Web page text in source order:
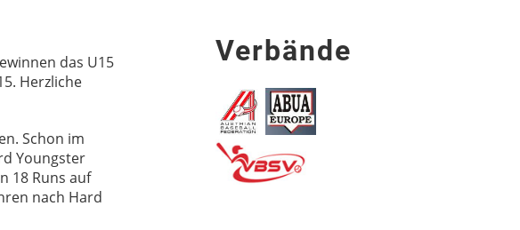
das U15
Herzliche
Schon im
Youngster
18 Runs auf
nach Hard
Verbände